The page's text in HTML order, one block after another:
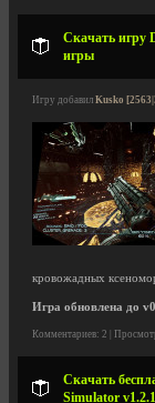
Скачать игру
игры
Игру добавил Kusko
кровожадных
Игра обновлена до
Комментариев: 2 |
Скачать
Simulator